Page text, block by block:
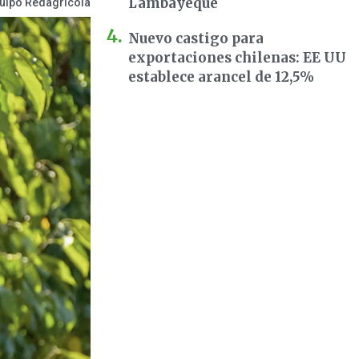
Nuevo castigo para
exportaciones chilenas: EE UU
establece arancel de 12,5%